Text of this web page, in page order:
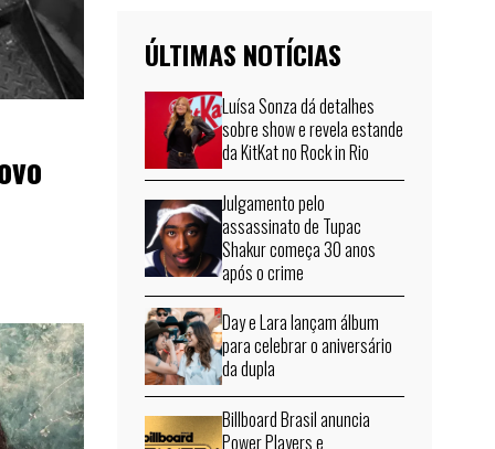
ÚLTIMAS NOTÍCIAS
Luísa Sonza dá detalhes
sobre show e revela estande
da KitKat no Rock in Rio
Julgamento pelo
assassinato de Tupac
Shakur começa 30 anos
após o crime
Day e Lara lançam álbum
para celebrar o aniversário
da dupla
Billboard Brasil anuncia
Power Players e